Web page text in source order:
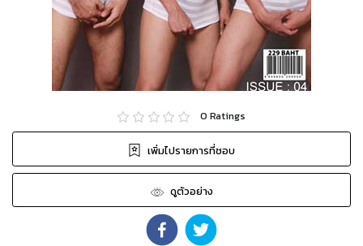
0 Ratings
เพิ่มไปรายการที่ชอบ
ดูตัวอย่าง